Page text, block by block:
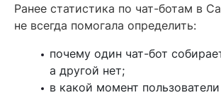
Ранее статистика по чат-ботам в
не всегда помогала определить:
почему один чат-бот
а другой нет;
в какой момент